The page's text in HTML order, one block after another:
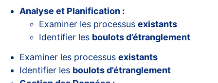
Analyse et Planification :
Examiner les processus existants
Identifier les boulots d’étranglement
Examiner les processus existants
Identifier les boulots d’étranglement